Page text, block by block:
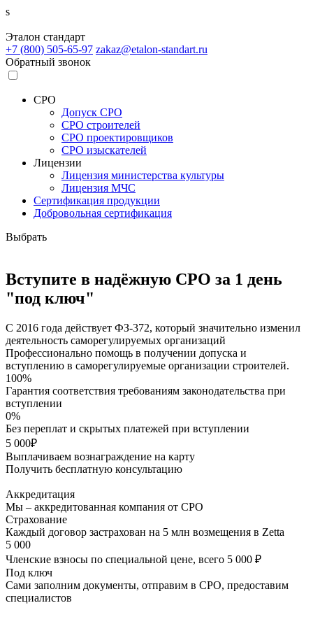
s
Эталон стандарт
+7 (800) 505-65-97 zakaz@etalon-standart.ru
Обратный звонок
СРО
Допуск СРО
СРО строителей
СРО проектировщиков
СРО изыскателей
Лицензии
Лицензия министерства культуры
Лицензия МЧС
Сертификация продукции
Добровольная сертификация
Выбрать
Вступите в надёжную СРО за 1 день
"под ключ"
С 2016 года действует ФЗ-372, который значительно изменил
деятельность саморегулируемых организаций
Профессионально помощь в получении допуска и
вступлению в саморегулируемые организации строителей.
100%
Гарантия соответствия требованиям законодательства при
вступлении
0%
Без переплат и скрытых платежей при вступлении
5 000₽
Выплачиваем вознаграждение на карту
Получить бесплатную консультацию
Аккредитация
Мы – аккредитованная компания от СРО
Страхование
Каждый договор застрахован на 5 млн возмещения в Zetta
5 000
Членские взносы по специальной цене, всего 5 000 ₽
Под ключ
Сами заполним документы, отправим в СРО, предоставим
специалистов